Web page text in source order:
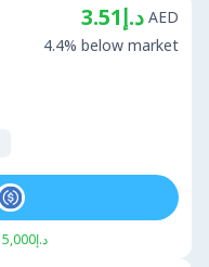
د.إ3.51 AED
4.4% below market
د.إ5,000 - د.إ500,000